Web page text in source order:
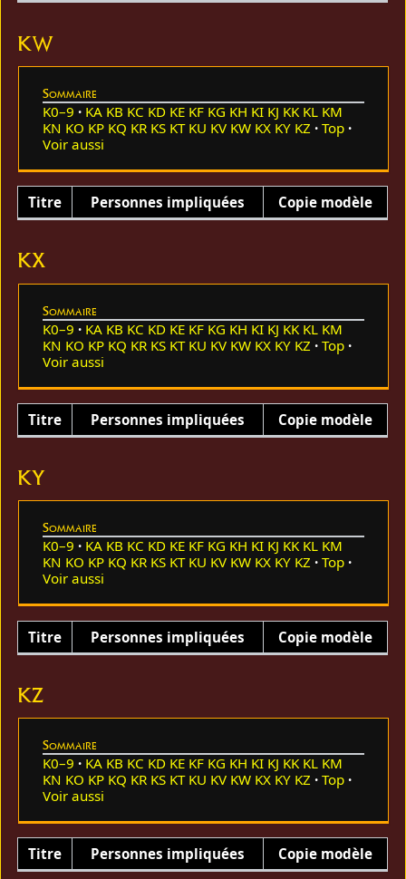
KW
Sommaire
K0–9 KA KB KC KD KE KF KG KH KI KJ KK KL KM
KN KO KP KQ KR KS KT KU KV KW KX KY KZ
Top
Voir aussi
Titre Personnes impliquées Copie modèle
KX
Sommaire
K0–9 KA KB KC KD KE KF KG KH KI KJ KK KL KM
KN KO KP KQ KR KS KT KU KV KW KX KY KZ
Top
Voir aussi
Titre Personnes impliquées Copie modèle
KY
Sommaire
K0–9 KA KB KC KD KE KF KG KH KI KJ KK KL KM
KN KO KP KQ KR KS KT KU KV KW KX KY KZ
Top
Voir aussi
Titre Personnes impliquées Copie modèle
KZ
Sommaire
K0–9 KA KB KC KD KE KF KG KH KI KJ KK KL KM
KN KO KP KQ KR KS KT KU KV KW KX KY KZ
Top
Voir aussi
Titre Personnes impliquées Copie modèle